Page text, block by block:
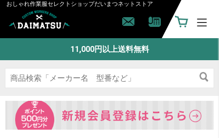
おしゃれ作業服セレクトショップだいまつネットストア
11,000円以上送料無料